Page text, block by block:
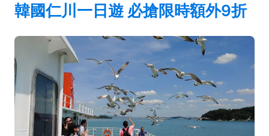
韓國仁川一日遊 必搶限時額外9折